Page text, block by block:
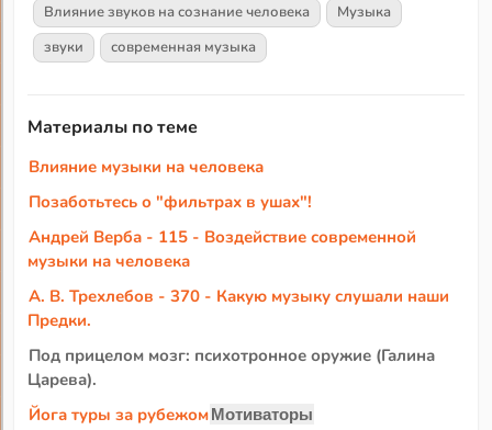
Влияние звуков на сознание человека
Музыка
звуки
современная музыка
Материалы по теме
Влияние музыки на человека
Позаботьтесь о "фильтрах в ушах"!
Андрей Верба - 115 - Воздействие современной
музыки на человека
А. В. Трехлебов - 370 - Какую музыку слушали наши
Предки.
Под прицелом мозг: психотронное оружие (Галина
Царева).
Йога туры за рубежомМотиваторы